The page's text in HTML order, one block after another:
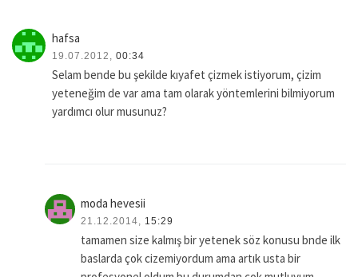
hafsa
19.07.2012, 00:34
Selam bende bu şekilde kıyafet çizmek istiyorum, çizim
yeteneğim de var ama tam olarak yöntemlerini bilmiyorum
yardımcı olur musunuz?
moda hevesii
21.12.2014, 15:29
tamamen size kalmış bir yetenek söz konusu bnde ilk
baslarda çok cizemiyordum ama artık usta bir